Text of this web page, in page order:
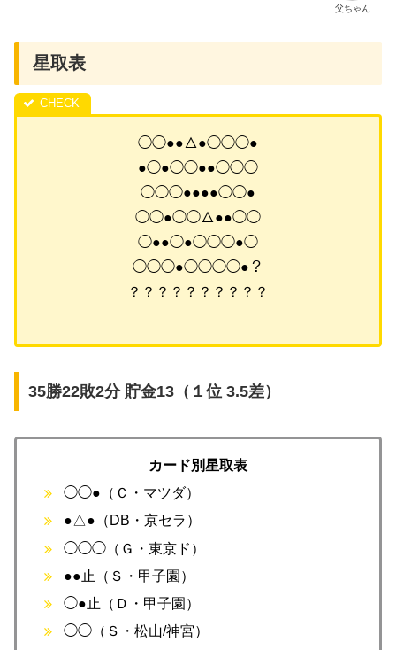
父ちゃん
星取表
◯◯●●△●◯◯◯●
●◯●◯◯●●◯◯◯
◯◯◯●●●●◯◯●
◯◯●◯◯△●●◯◯
◯●●◯●◯◯◯●◯
◯◯◯●◯◯◯◯●？
？？？？？？？？？？
35勝22敗2分 貯金13（１位 3.5差）
カード別星取表
◯◯●（Ｃ・マツダ）
●△●（DB・京セラ）
◯◯◯（Ｇ・東京ド）
●●止（Ｓ・甲子園）
◯●止（Ｄ・甲子園）
◯◯（Ｓ・松山/神宮）